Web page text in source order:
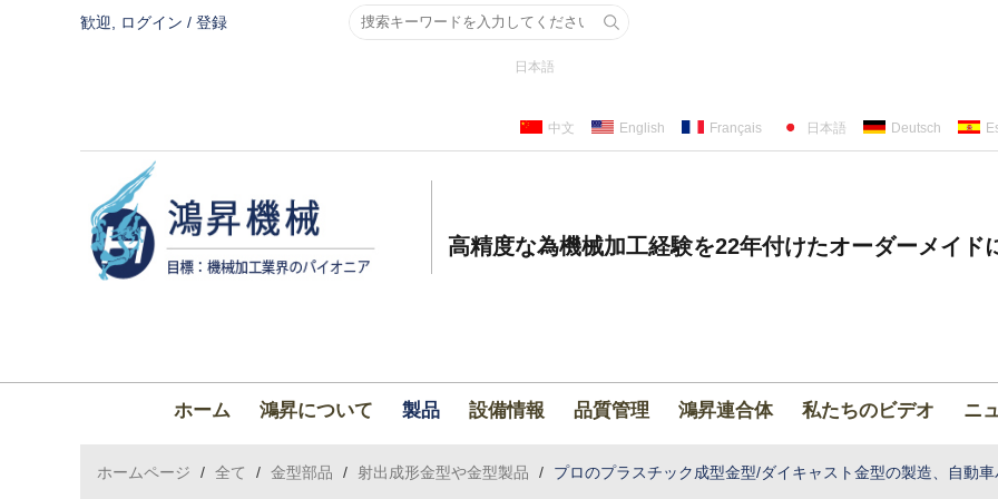
歓迎, ログイン / 登録
日本語
中文 English Français 日本語 Deutsch
高精度な為機械加工経験を22年付けたオーダーメイド
ホーム 鴻昇について 製品 設備情報 品質管理 鴻昇連合体 私たちのビデオ ニ
ホームページ / 全て / 金型部品 / 射出成形金型や金型製品 / プロのプラスチック成型金型/ダイキャスト金型の製造、自動